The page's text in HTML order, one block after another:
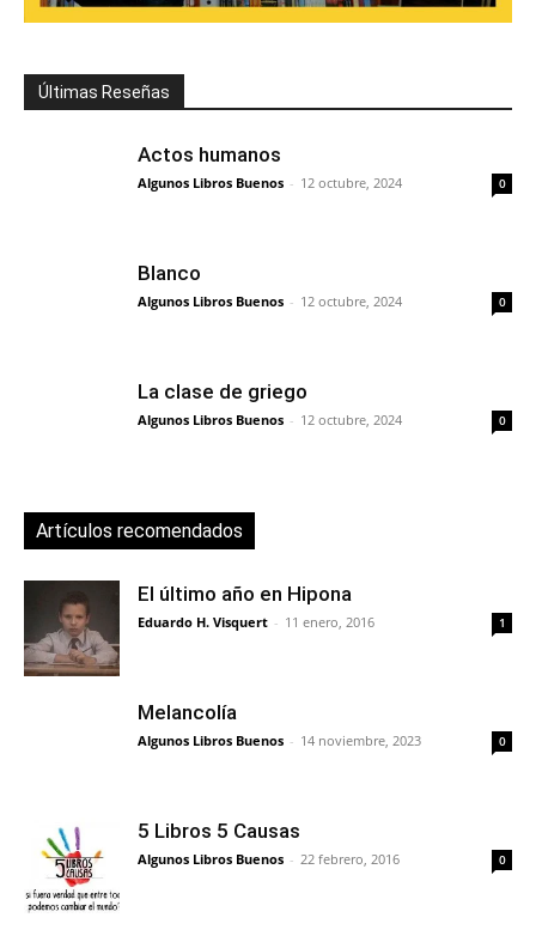
Últimas Reseñas
Actos humanos
Algunos Libros Buenos - 12 octubre, 2024 0
Blanco
Algunos Libros Buenos - 12 octubre, 2024 0
La clase de griego
Algunos Libros Buenos - 12 octubre, 2024 0
Artículos recomendados
El último año en Hipona
Eduardo H. Visquert - 11 enero, 2016 1
Melancolía
Algunos Libros Buenos - 14 noviembre, 2023 0
5 Libros 5 Causas
Algunos Libros Buenos - 22 febrero, 2016 0